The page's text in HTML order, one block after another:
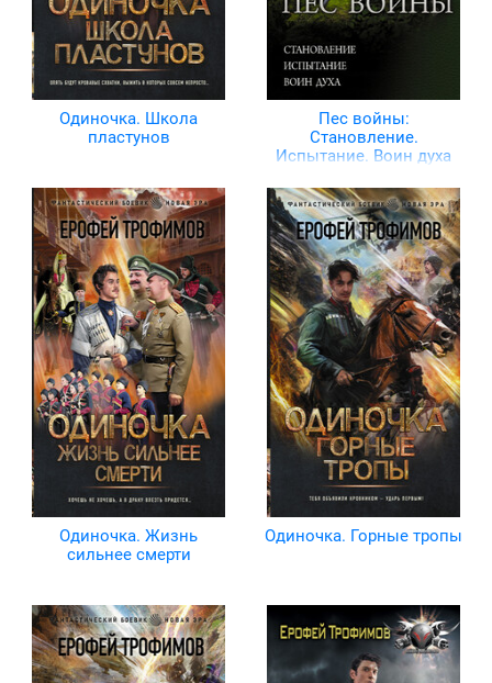
Одиночка. Школа
пластунов
Пес войны:
Становление.
Испытание. Воин духа
Одиночка. Жизнь
сильнее смерти
Одиночка. Горные тропы